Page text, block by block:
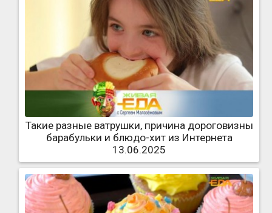
Такие разные ватрушки, причина дороговизны
барабульки и блюдо-хит из Интернета
13.06.2025